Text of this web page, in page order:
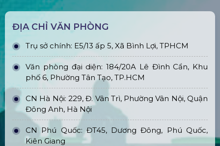
ĐỊA CHỈ VĂN PHÒNG
Trụ sở chính: E5/13 ấp 5, Xã Bình Lợi, TPHCM
Văn phòng đại diện: 184/20A Lê Đình Cẩn, Khu
phố 6, Phường Tân Tạo, TP.HCM
CN Hà Nội: 229, Đ. Vân Trì, Phường Vân Nội, Quận
Đông Anh, Hà Nội
CN Phú Quốc: ĐT45, Dương Đông, Phú Quốc,
Kiên Giang